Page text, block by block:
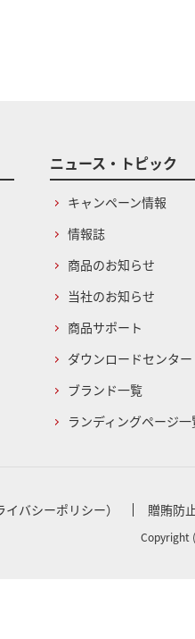
ニュース・トピック
キャンペーン情報
情報誌
商品のお知らせ
当社のお知らせ
商品サポート
ダウンロードセンター
ブランド一覧
ランディングページ一
バシーポリシー） 贈賄防
Copyright